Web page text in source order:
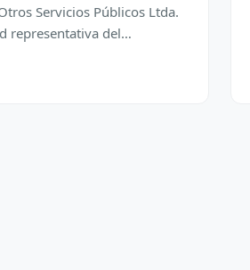
Servicios Públicos Ltda.
representativa del